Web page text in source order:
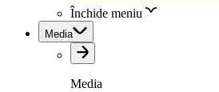
Închide meniu
Media
Media